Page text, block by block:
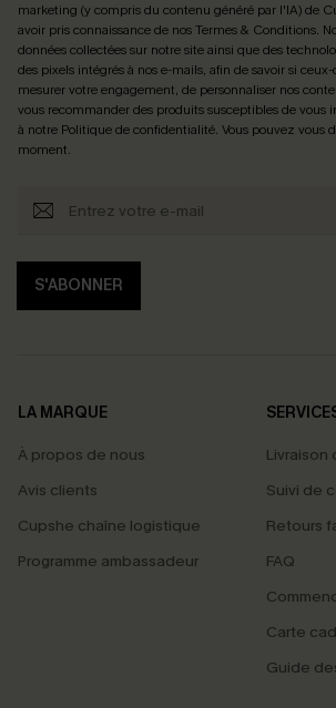
marketing (y compris du contenu généré par l'IA) de
avoir pris connaissance de nosTermes & Conditions.
données collectées sur notre site ainsi que des
des pixels intégrés à nos e-mails, afin de savoir si
mesurer votre engagement, de personnaliser nos
vous recommander des produits susceptibles de vous
à notre Politique de confidentialité. Vous pouvez vous
moment.
S'ABONNER
LA MARQUE
À propos de nous
Avis clients
Cupshe chaîne logistique
Programme ambassadeur
Suivi de
Retours
FAQ
Carte
Guide
PROFITEZ DE